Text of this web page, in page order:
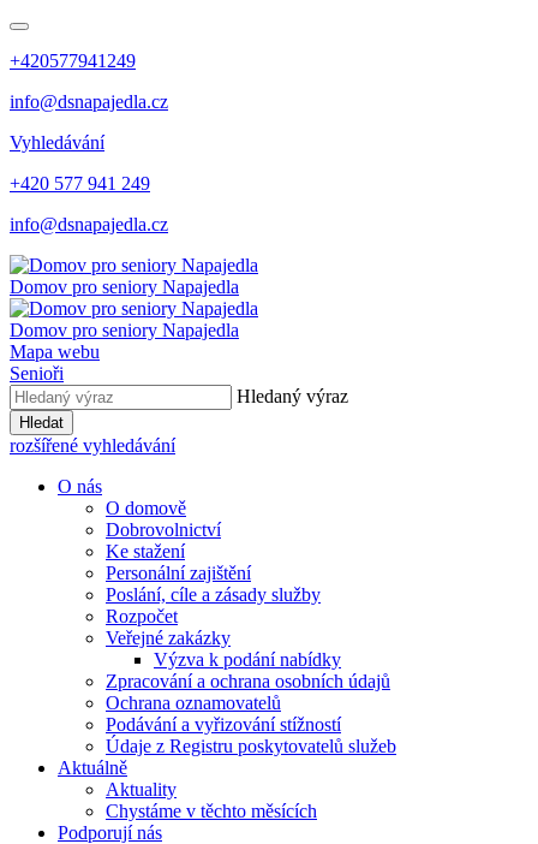
+420577941249
info@dsnapajedla.cz
Vyhledávání
+420 577 941 249
info@dsnapajedla.cz
Domov pro seniory Napajedla
Domov pro seniory Napajedla
Mapa webu
Senioři
Hledaný výraz
Hledat
rozšířené vyhledávání
O nás
O domově
Dobrovolnictví
Ke stažení
Personální zajištění
Poslání, cíle a zásady služby
Rozpočet
Veřejné zakázky
Výzva k podání nabídky
Zpracování a ochrana osobních údajů
Ochrana oznamovatelů
Podávání a vyřizování stížností
Údaje z Registru poskytovatelů služeb
Aktuálně
Aktuality
Chystáme v těchto měsících
Podporují nás